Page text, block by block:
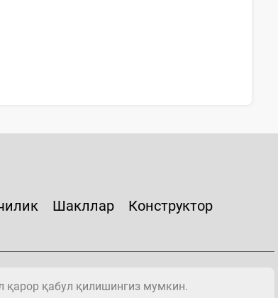
Шакллар
Конструктор
қарор қабул қилишингиз мумкин.